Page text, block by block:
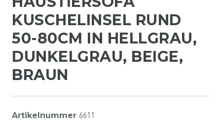
KUSCHELINSEL RUND
50-80CM IN HELLGRAU,
DUNKELGRAU, BEIGE,
BRAUN
Artikelnummer 6611